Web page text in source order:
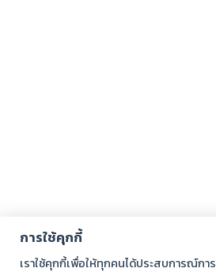
ร่วมงานกับเรา ดาวน์โหลด
การใช้คุกกี้
เราใช้คุกกี้เพื่อให้ทุกคนได้ประสบการณ์กา